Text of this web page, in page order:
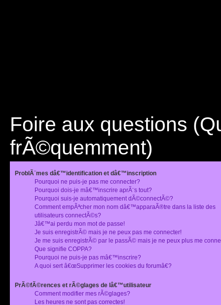
Foire aux questions
frÃ©quemment)
ProblÃ¨mes dâ€™identification et dâ€™inscription
Pourquoi ne puis-je pas me connecter?
Pourquoi dois-je mâ€™inscrire aprÃ¨s tout?
Pourquoi suis-je automatiquement dÃ©connectÃ©?
Comment empÃªcher mon nom dâ€™apparaÃ®tre dans la liste des
utilisateurs connectÃ©s?
Jâ€™ai perdu mon mot de passe!
Je suis enregistrÃ© mais je ne peux pas me connecter!
Je me suis enregistrÃ© par le passÃ© mais je ne peux plus me
Que signifie COPPA?
Pourquoi ne puis-je pas mâ€™inscrire?
A quoi sert â€œSupprimer les cookies du forumâ€?
PrÃ©fÃ©rences et rÃ©glages de lâ€™utilisateur
Comment modifier mes rÃ©glages?
Les heures ne sont pas correctes!